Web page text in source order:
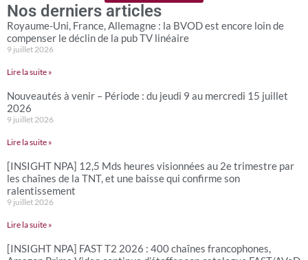
Nos derniers articles
Royaume-Uni, France, Allemagne : la BVOD est encore loin de
compenser le déclin de la pub TV linéaire
9 juillet 2026
Lire la suite »
Nouveautés à venir – Période : du jeudi 9 au mercredi 15 juillet
2026
9 juillet 2026
Lire la suite »
[INSIGHT NPA] 12,5 Mds heures visionnées au 2e trimestre par
les chaînes de la TNT, et une baisse qui confirme son
ralentissement
9 juillet 2026
Lire la suite »
[INSIGHT NPA] FAST T2 2026 : 400 chaînes francophones,